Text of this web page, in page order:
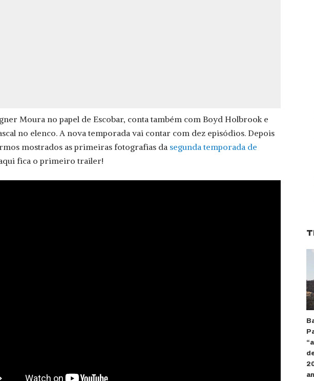
Moura no papel de Escobar, conta também com Boyd Holbrook e
no elenco. A nova temporada vai contar com dez episódios. Depois
mostrados as primeiras fotografias da segunda temporada de
fica o primeiro trailer!